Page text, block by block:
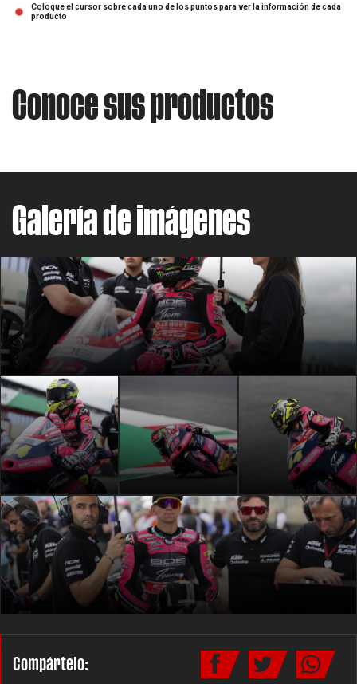
Coloque el cursor sobre cada uno de los puntos para ver la información de cada
producto
Conoce sus productos
Galería de imágenes
Compártelo: